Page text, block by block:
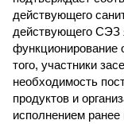
действующего
действующего СЭЗ
функционирование
того, участники
необходимость
продуктов и
исполнением